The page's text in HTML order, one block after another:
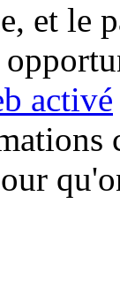
et le
activé